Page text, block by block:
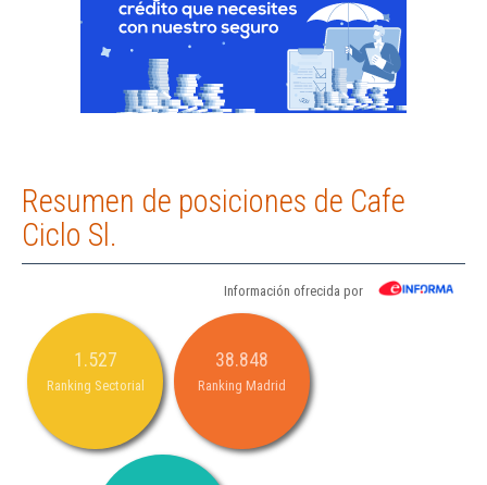
Resumen de posiciones de Cafe
Ciclo Sl.
Información ofrecida por
1.527
Ranking Sectorial
38.848
Ranking Madrid